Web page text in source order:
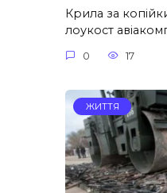
Крила за
лоукост
0 17
ЖИТТЯ